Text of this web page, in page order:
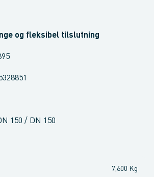
og fleksibel tilslutning
150 / DN 150
7,600 Kg